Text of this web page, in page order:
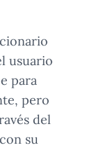
usuario
para
pero
del
su